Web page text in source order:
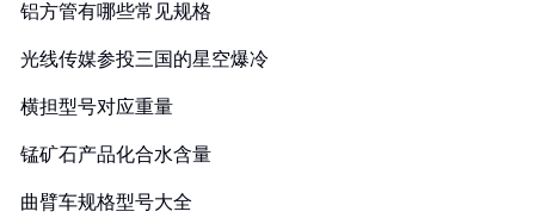
铝方管有哪些常见规格
光线传媒参投三国的星空爆冷
横担型号对应重量
锰矿石产品化合水含量
曲臂车规格型号大全